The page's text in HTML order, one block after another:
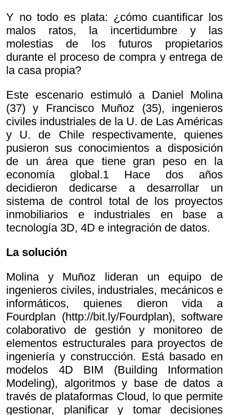
Y no todo es plata: ¿cómo cuantificar los
malos ratos, la incertidumbre y las
molestias de los futuros propietarios
durante el proceso de compra y entrega de
la casa propia?
Este escenario estimuló a Daniel Molina
(37) y Francisco Muñoz (35), ingenieros
civiles industriales de la U. de Las Américas
y U. de Chile respectivamente, quienes
pusieron sus conocimientos a disposición
de un área que tiene gran peso en la
economía global.1 Hace dos años
decidieron dedicarse a desarrollar un
sistema de control total de los proyectos
inmobiliarios e industriales en base a
tecnología 3D, 4D e integración de datos.
La solución
Molina y Muñoz lideran un equipo de
ingenieros civiles, industriales, mecánicos e
informáticos, quienes dieron vida a
Fourdplan (http://bit.ly/Fourdplan), software
colaborativo de gestión y monitoreo de
elementos estructurales para proyectos de
ingeniería y construcción. Está basado en
modelos 4D BIM (Building Information
Modeling), algoritmos y base de datos a
través de plataformas Cloud, lo que permite
gestionar, planificar y tomar decisiones